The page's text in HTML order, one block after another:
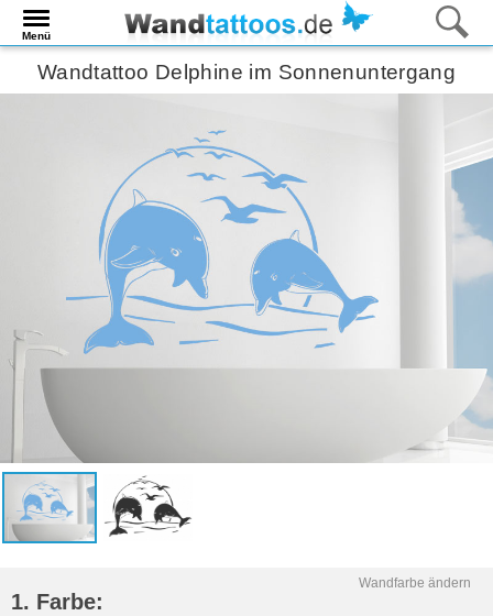
Menü
Wandtattoo Delphine im Sonnenuntergang
Wandfarbe ändern
1. Farbe: